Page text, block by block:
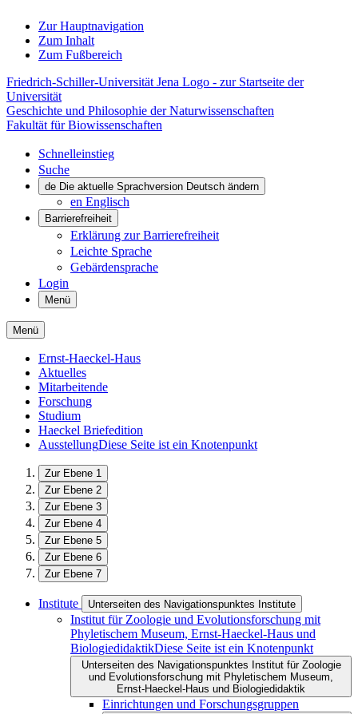
Zur Hauptnavigation
Zum Inhalt
Zum Fußbereich
Friedrich-Schiller-Universität Jena Logo - zur Startseite der
Universität
Geschichte und Philosophie der Naturwissenschaften
Fakultät für Biowissenschaften
Schnelleinstieg
Suche
de Die aktuelle Sprachversion Deutsch ändern
en Englisch
Barrierefreiheit
Erklärung zur Barrierefreiheit
Leichte Sprache
Gebärdensprache
Login
Menü
Menü
Ernst-Haeckel-Haus
Aktuelles
Mitarbeitende
Forschung
Studium
Haeckel Briefedition
AusstellungDiese Seite ist ein Knotenpunkt
Zur Ebene 1
Zur Ebene 2
Zur Ebene 3
Zur Ebene 4
Zur Ebene 5
Zur Ebene 6
Zur Ebene 7
Institute Unterseiten des Navigationspunktes Institute
Institut für Zoologie und Evolutionsforschung mit
Phyletischem Museum, Ernst-Haeckel-Haus und
BiologiedidaktikDiese Seite ist ein Knotenpunkt
Unterseiten des Navigationspunktes Institut für Zoologie
und Evolutionsforschung mit Phyletischem Museum,
Ernst-Haeckel-Haus und Biologiedidaktik
Einrichtungen und Forschungsgruppen